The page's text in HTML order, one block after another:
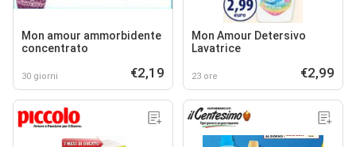
Mon amour ammorbidente
concentrato
30 giorni €2,19
Mon Amour Detersivo
Lavatrice
23 ore €2,99